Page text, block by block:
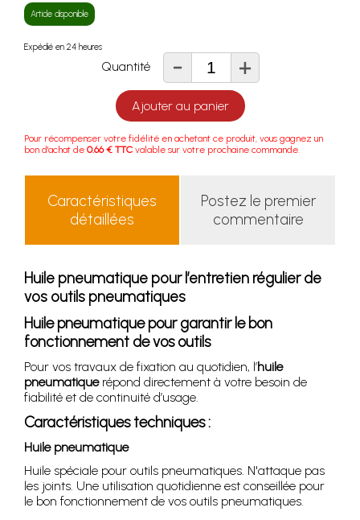
Article disponible
Expédié en 24 heures
Quantité - +
Ajouter au panier
Pour récompenser votre fidélité en achetant ce produit, vous gagnez un
bon d'achat de 0.66 € TTC valable sur votre prochaine commande.
Caractéristiques
détaillées
Postez le premier
commentaire
Huile pneumatique pour l’entretien régulier de
vos outils pneumatiques
Huile pneumatique pour garantir le bon
fonctionnement de vos outils
Pour vos travaux de fixation au quotidien, l’huile
pneumatiquerépond directement à votre besoin de
fiabilité et de continuité d’usage.
Caractéristiques techniques :
Huile pneumatique
Huile spéciale pour outils pneumatiques. N'attaque pas
les joints. Une utilisation quotidienne est conseillée pour
le bon fonctionnement de vos outils pneumatiques.